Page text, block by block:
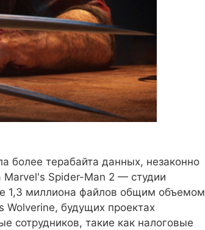
более терабайта данных, незаконно
Marvel's Spider-Man 2 — студии
1,3 миллиона файлов общим объемом
будущих проектах
сотрудников, такие как налоговые